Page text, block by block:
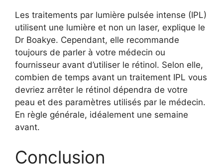
Les traitements par lumière pulsée intense (IPL)
utilisent une lumière et non un laser, explique le
Dr Boakye. Cependant, elle recommande
toujours de parler à votre médecin ou
fournisseur avant d’utiliser le rétinol. Selon elle,
combien de temps avant un traitement IPL vous
devriez arrêter le rétinol dépendra de votre
peau et des paramètres utilisés par le médecin.
En règle générale, idéalement une semaine
avant.
Conclusion